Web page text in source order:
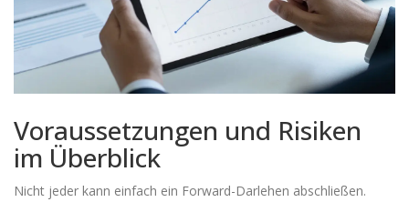
Voraussetzungen und Risiken
im Überblick
Nicht jeder kann einfach ein Forward-Darlehen abschließen.